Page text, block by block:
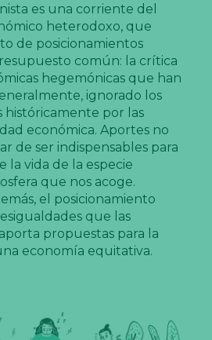
es una corriente del
heterodoxo, que
de posicionamientos
común: la crítica
hegemónicas que han
ignorado los
históricamente por las
económica. Aportes no
de ser indispensables para
la vida de la especie
que nos acoge.
el posicionamiento
que las
propuestas para la
economía equitativa.